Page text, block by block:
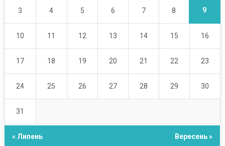
3 4 5 6 7 8 9
10 11 12 13 14 15 16
17 18 19 20 21 22 23
24 25 26 27 28 29 30
31
« Липень Вересень »